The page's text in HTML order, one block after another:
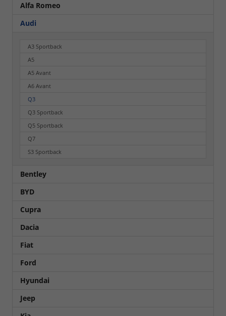
Alfa Romeo
Audi
A3 Sportback
A5
A5 Avant
A6 Avant
Q3
Q3 Sportback
Q5 Sportback
Q7
S3 Sportback
Bentley
BYD
Cupra
Dacia
Fiat
Ford
Hyundai
Jeep